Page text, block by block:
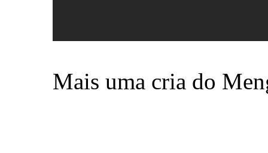
Mais uma cria do